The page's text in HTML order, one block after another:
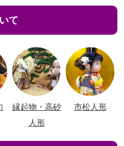
て
縁起物・高砂
人形
市松人形